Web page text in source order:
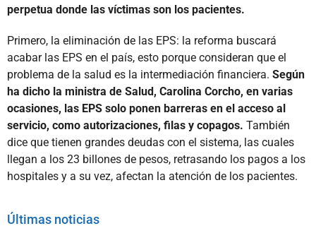
perpetua donde las víctimas son los pacientes.
Primero, la eliminación de las EPS: la reforma buscará
acabar las EPS en el país, esto porque consideran que el
problema de la salud es la intermediación financiera. Según
ha dicho la ministra de Salud, Carolina Corcho, en varias
ocasiones, las EPS solo ponen barreras en el acceso al
servicio, como autorizaciones, filas y copagos. También
dice que tienen grandes deudas con el sistema, las cuales
llegan a los 23 billones de pesos, retrasando los pagos a los
hospitales y a su vez, afectan la atención de los pacientes.
Últimas noticias